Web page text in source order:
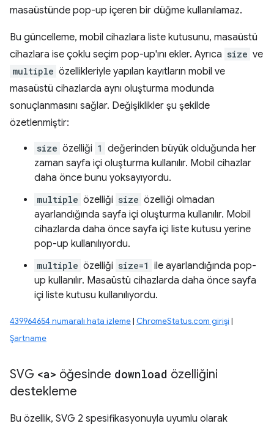
masaüstünde pop-up içeren bir düğme kullanılamaz.
Bu güncelleme, mobil cihazlara liste kutusunu, masaüstü
cihazlara ise çoklu seçim pop-up'ını ekler. Ayrıca size ve
multiple özellikleriyle yapılan kayıtların mobil ve
masaüstü cihazlarda aynı oluşturma modunda
sonuçlanmasını sağlar. Değişiklikler şu şekilde
özetlenmiştir:
size özelliği 1 değerinden büyük olduğunda her
zaman sayfa içi oluşturma kullanılır. Mobil cihazlar
daha önce bunu yoksayıyordu.
multiple özelliği size özelliği olmadan
ayarlandığında sayfa içi oluşturma kullanılır. Mobil
cihazlarda daha önce sayfa içi liste kutusu yerine
pop-up kullanılıyordu.
multiple özelliği size=1 ile ayarlandığında pop-
up kullanılır. Masaüstü cihazlarda daha önce sayfa
içi liste kutusu kullanılıyordu.
439964654 numaralı hata izleme| ChromeStatus.com girişi |
Şartname
SVG <a> öğesinde download özelliğini
destekleme
Bu özellik, SVG 2 spesifikasyonuyla uyumlu olarak